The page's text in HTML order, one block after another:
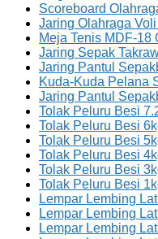
Scoreboard
Jaring Olahraga
Meja Tenis MDF-18
Jaring Sepak
Jaring Pantul
Kuda-Kuda Pelana
Jaring Pantul
Tolak Peluru Besi
Tolak Peluru Besi
Tolak Peluru Besi
Tolak Peluru Besi
Tolak Peluru Besi
Tolak Peluru Besi
Lempar Lembing
Lempar Lembing
Lempar Lembing